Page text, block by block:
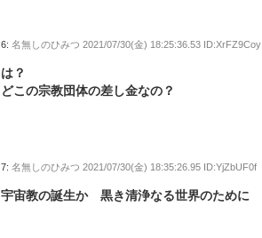
6:名無しのひみつ 2021/07/30(金) 18:25:36.53 ID:XrFZ9Coy
は？
どこの宗教団体の差し金なの？
7:名無しのひみつ 2021/07/30(金) 18:35:26.95 ID:YjZbUF0f
宇宙教の誕生か 黒き清浄なる世界のために